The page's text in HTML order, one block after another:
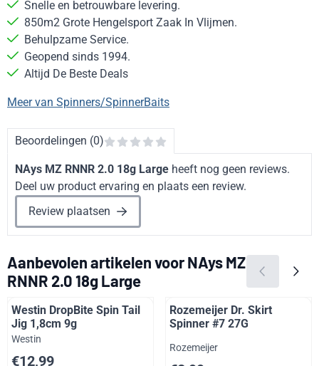
Snelle en betrouwbare levering.
850m2 Grote Hengelsport Zaak In Vlijmen.
Behulpzame Service.
Geopend sinds 1994.
Altijd De Beste Deals
Meer van Spinners/SpinnerBaits
Beoordelingen (0)
NAys MZ RNNR 2.0 18g Large heeft nog geen reviews.
Deel uw product ervaring en plaats een review.
Review plaatsen
Aanbevolen artikelen voorNAys MZ
RNNR 2.0 18g Large
Westin DropBite Spin Tail
Jig 1,8cm 9g
Merk:
Westin
Prijs: 12,99
€12,99
Rozemeijer Dr. Skirt
Spinner #7 27G
Merk:
Rozemeijer